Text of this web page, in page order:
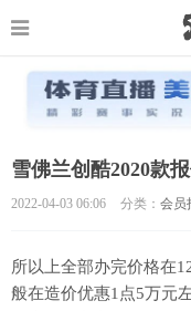
雪佛兰创酷2020款
2022-04-03 06:06 分类： 会员
所以上全部办完价格在
般在造价优惠1点5万元